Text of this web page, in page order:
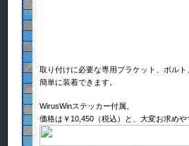
取り付けに必要な専用ブラケット、ボル
簡単に装着できます。
WirusWinステッカー付属。
価格は￥10,450（税込）と、大変お求め